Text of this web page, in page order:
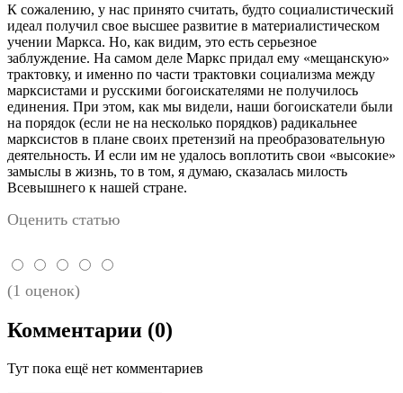
К сожалению, у нас принято считать, будто социалистический
идеал получил свое высшее развитие в материалистическом
учении Маркса. Но, как видим, это есть серьезное
заблуждение. На самом деле Маркс придал ему «мещанскую»
трактовку, и именно по части трактовки социализма между
марксистами и русскими богоискателями не получилось
единения. При этом, как мы видели, наши богоискатели были
на порядок (если не на несколько порядков) радикальнее
марксистов в плане своих претензий на преобразовательную
деятельность. И если им не удалось воплотить свои «высокие»
замыслы в жизнь, то в том, я думаю, сказалась милость
Всевышнего к нашей стране.
Оценить статью
(1 оценок)
Комментарии (0)
Тут пока ещё нет комментариев